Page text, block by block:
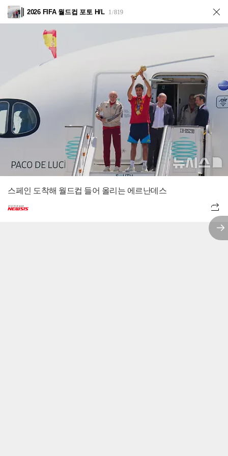
2026 FIFA 월드컵 포토 H/L 1/819
스페인 도착해 월드컵 들어 올리는 에르난데스